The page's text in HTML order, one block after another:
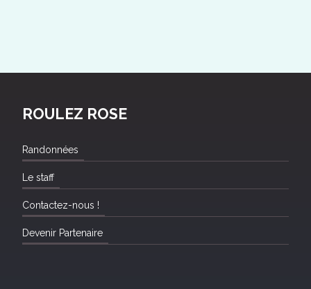
ROULEZ ROSE
Randonnées
Le staff
Contactez-nous !
Devenir Partenaire